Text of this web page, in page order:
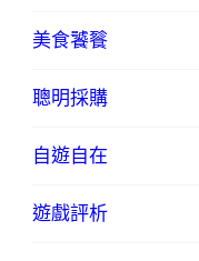
美食饕餮
聰明採購
自遊自在
遊戲評析